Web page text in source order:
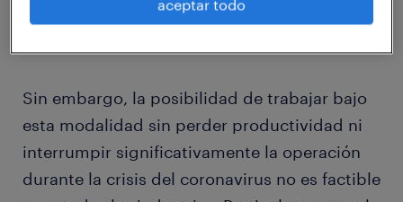
marzo, cuando Chile entró en la fase 4 de
Sin embargo, la posibilidad de trabajar bajo
esta modalidad sin perder productividad ni
interrumpir significativamente la operación
durante la crisis del coronavirus no es factible
aceptar todo